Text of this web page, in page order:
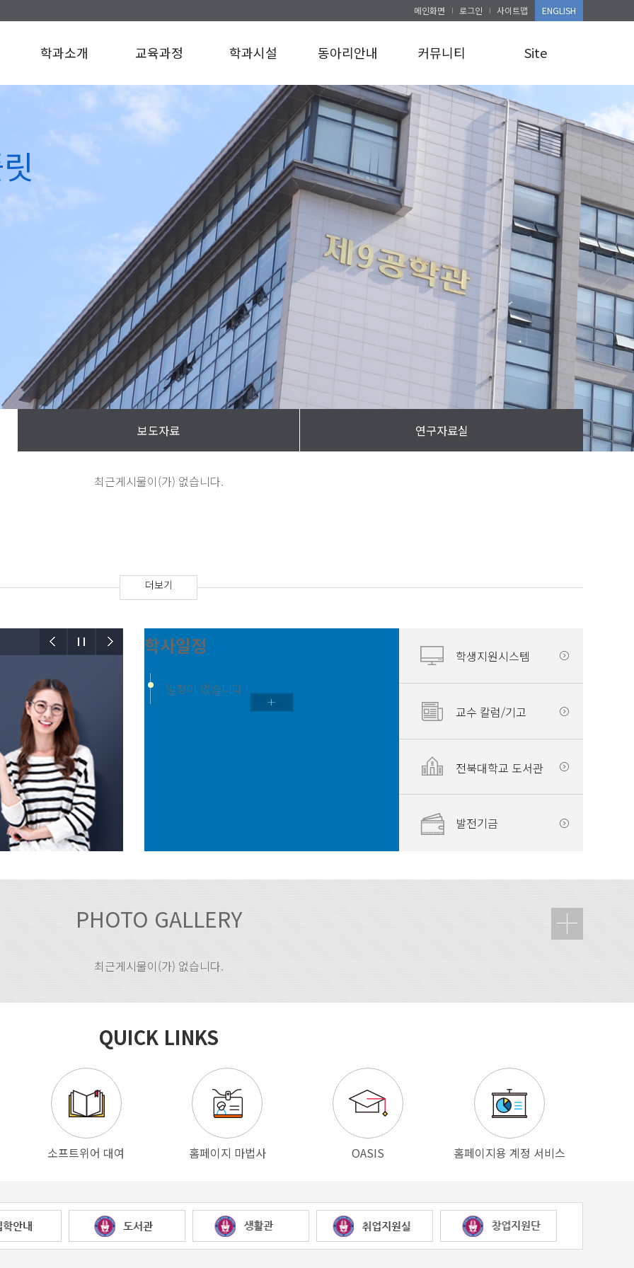
메인화면 로그인 사이트맵 ENGLISH
학과소개 교육과정 학과시설
학과시설
동아리안내
동아리안내
커뮤니티
공지사항
앨범게시판
Site
로그인
사이트맵
최근게시물이(가) 없습니다.
더보기
학사일정
일정이 없습니다.
학생지원시스템
교수 칼럼/기고
전북대학교 도서관
발전기금
PHOTO GALLERY
최근게시물이(가) 없습니다.
QUICK LINKS
소프트위어 대여 홈페이지 마법사 OASIS 홈페이지용 계정 서비스